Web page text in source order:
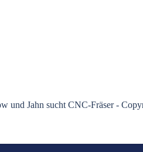
und Jahn sucht CNC-Fräser -